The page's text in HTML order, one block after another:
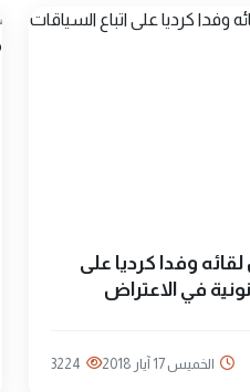
وفدا كرديا على
في الاعتراض
الخميس 17 آيار 2018 3224